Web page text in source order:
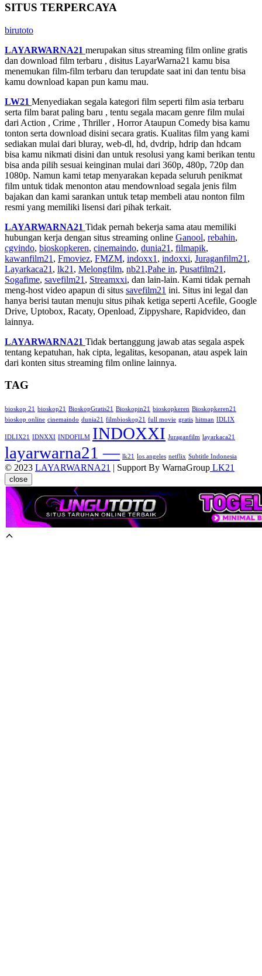
SITUS TERPERCAYA
birutoto
LAYARWARNA21 merupakan situs streaming film online gratis
dan download film terbaru , disitus LayarWarna21 kamu bisa
menemukan film-film terbaru dan terupdate saat ini dan tentu bisa
kamu download kapan pun kamu mau.
LW21 Menyediakan segala kategori film seperti film asia terbaru
serta film barat paling baru , tentu segala macam genre film mulai
dari Action , Crime , Thriller , Horror Ataupun Comedy bisa kamu
tonton serta download disini secara gratis. Kualitas film yang kami
sediakan mulai dari bluray, web-dl, hd, dvdrip, hdrip dan hdcam
bisa kamu nikmati disini dan untuk resolusi yang kami berikan tentu
bisa anda pilih sesuai keinginan mulai dari 360p, 480p, 720p dan
1080p. Namun kami tetap menyarakan kepada seluruh penikmat
film untuk tidak menonton atau mendownload segala jenis film
bajakan dan kami sarankan untuk tetap membeli atau nonton film
resmi yang memiliki lisensi dari pihak terkait.
LAYARWARNA21 Tidak pernah bekerja sama atau memiliki
hubungan kerja dengan situs streaming online Ganool, rebahin,
cgvindo, bioskopkeren, cinemaindo, dunia21 , filmapik,
kawanfilm21 , Fmoviez, FMZM, indoxx1 , indoxxi, Juraganfilm21 ,
Layarkaca21 , lk21 , Melongfilm, nb21 ,Pahe in, Pusatfilm21 ,
Sogafime, savefilm21 , Streamxxi, dan lain-lain. Kami tidak pernah
meng-host video apapun di situs savefilm21 ini. Situs ini legal dan
hanya berisi tautan menuju situs pihak ketiga seperti Acefile, Google
Drive, Uptobox, Racaty, Openload, Zippyshare, Rapidvideo, dan
lainnya.
LAYARWARNA21 Tidak bertanggung jawab atas segala aspek
tentang kepatuhan, hak cipta, legalitas, kesopanan, atau aspek lain
dari konten situs streaming film online lainnya.
TAG
bioskop 21 bioskop21 BioskopGratis21 Bioskopin21 bioskopkeren Bioskopkeren21
bioskop online cinemaindo dunia21 filmbioskop21 full movie gratis hitman IDLIX
IDLIX21 IDNXXI INDOFILM INDOXXI Juraganfilm layarkaca21
layarwarna21 — lk21 los angeles netflix Subtitle Indonesia
© 2023 LAYARWARNA21 | Support By WarnaGroup LK21
close